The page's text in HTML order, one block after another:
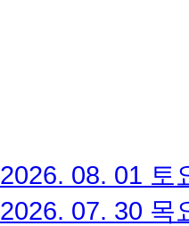
2026. 08. 01 토
2026. 07. 30 목